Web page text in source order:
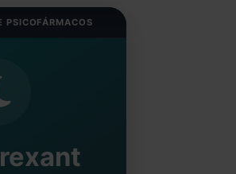
PSICOFÁRMACOS